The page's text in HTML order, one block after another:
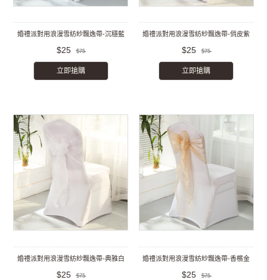
婚禮派對用浪漫雪紡紗飄逸帶-沉穩藍
$25 $75
立即搶購
婚禮派對用浪漫雪紡紗飄逸帶-俏皮紫
$25 $75
立即搶購
婚禮派對用浪漫雪紡紗飄逸帶-典雅白
$25 $75
婚禮派對用浪漫雪紡紗飄逸帶-香檳金
$25 $75